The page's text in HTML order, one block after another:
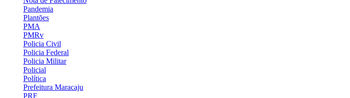
Pandemia
Plantões
PMA
PMRv
Policia Civil
Policia Federal
Policia Militar
Policial
Política
Prefeitura Maracaju
PRF